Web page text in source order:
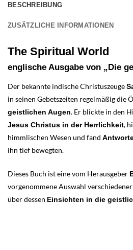
BESCHREIBUNG
ZUSÄTZLICHE INFORMATIONEN
The Spiritual World
englische Ausgabe von „Die
Der bekannte indische Christuszeuge
in seinen Gebetszeiten regelmäßig die Ö
geistlichen Augen. Er blickte in den
Jesus Christus in der Herrlichkeit,
himmlischen Wesen und fand
ihn tief bewegten.
Dieses Buch ist eine vom Herausgeber
vorgenommene Auswahl verschiedener
über dessen Einsichten in die